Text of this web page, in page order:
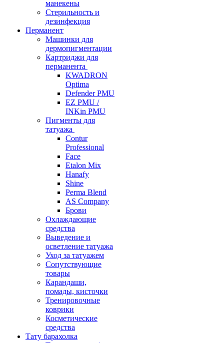
манекены
Стерильность и
дезинфекция
Перманент
Машинки для
дермопигментации
Картриджи для
перманента
KWADRON
Optima
Defender PMU
EZ PMU /
INKin PMU
Пигменты для
татуажа
Contur
Professional
Face
Etalon Mix
Hanafy
Shine
Perma Blend
AS Company
Брови
Охлаждающие
средства
Выведение и
осветление татуажа
Уход за татуажем
Сопутствующие
товары
Карандаши,
помады, кисточки
Тренировочные
коврики
Косметические
средства
Тату барахолка